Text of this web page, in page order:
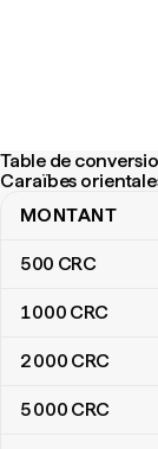
Table de
Caraïbes
Table de
MONTANT
500 CRC
1 000 CRC
2 000 CRC
5 000 CRC